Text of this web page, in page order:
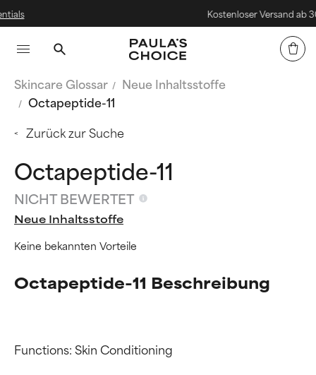
Kostenloser Versand ab 30€
Skincare Glossar
Neue Inhaltsstoffe
Octapeptide-11
Zurück zur Suche
Octapeptide-11
NICHT BEWERTET
Neue Inhaltsstoffe
Keine bekannten Vorteile
Octapeptide-11 Beschreibung
Functions: Skin Conditioning